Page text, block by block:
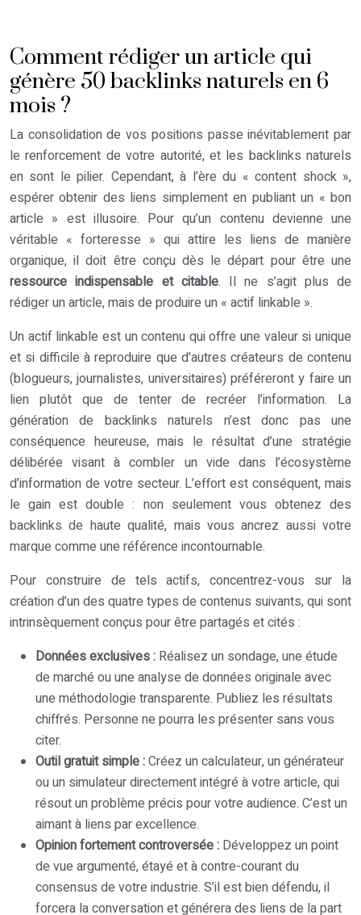
Comment rédiger un article qui
génère 50 backlinks naturels en 6
mois ?
La consolidation de vos positions passe inévitablement par
le renforcement de votre autorité, et les backlinks naturels
en sont le pilier. Cependant, à l’ère du « content shock »,
espérer obtenir des liens simplement en publiant un « bon
article » est illusoire. Pour qu’un contenu devienne une
véritable « forteresse » qui attire les liens de manière
organique, il doit être conçu dès le départ pour être une
ressource indispensable et citable. Il ne s’agit plus de
rédiger un article, mais de produire un « actif linkable ».
Un actif linkable est un contenu qui offre une valeur si unique
et si difficile à reproduire que d’autres créateurs de contenu
(blogueurs, journalistes, universitaires) préféreront y faire un
lien plutôt que de tenter de recréer l’information. La
génération de backlinks naturels n’est donc pas une
conséquence heureuse, mais le résultat d’une stratégie
délibérée visant à combler un vide dans l’écosystème
d’information de votre secteur. L’effort est conséquent, mais
le gain est double : non seulement vous obtenez des
backlinks de haute qualité, mais vous ancrez aussi votre
marque comme une référence incontournable.
Pour construire de tels actifs, concentrez-vous sur la
création d’un des quatre types de contenus suivants, qui sont
intrinsèquement conçus pour être partagés et cités :
Données exclusives : Réalisez un sondage, une étude
de marché ou une analyse de données originale avec
une méthodologie transparente. Publiez les résultats
chiffrés. Personne ne pourra les présenter sans vous
citer.
Outil gratuit simple :Créez un calculateur, un générateur
ou un simulateur directement intégré à votre article, qui
résout un problème précis pour votre audience. C’est un
aimant à liens par excellence.
Opinion fortement controversée : Développez un point
de vue argumenté, étayé et à contre-courant du
consensus de votre industrie. S’il est bien défendu, il
forcera la conversation et générera des liens de la part